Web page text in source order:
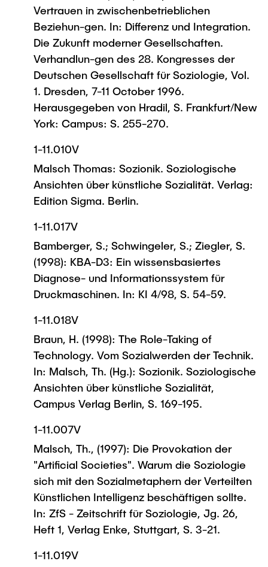
Vertrauen in zwischenbetrieblichen
Beziehun-gen. In: Differenz und Integration.
Die Zukunft moderner Gesellschaften.
Verhandlun-gen des 28. Kongresses der
Deutschen Gesellschaft für Soziologie, Vol.
1. Dresden, 7-11 October 1996.
Herausgegeben von Hradil, S. Frankfurt/New
York: Campus: S. 255-270.
1-11.010V
Malsch Thomas: Sozionik. Soziologische
Ansichten über künstliche Sozialität. Verlag:
Edition Sigma. Berlin.
1-11.017V
Bamberger, S.; Schwingeler, S.; Ziegler, S.
(1998): KBA-D3: Ein wissensbasiertes
Diagnose- und Informationssystem für
Druckmaschinen. In: KI 4/98, S. 54-59.
1-11.018V
Braun, H. (1998): The Role-Taking of
Technology. Vom Sozialwerden der Technik.
In: Malsch, Th. (Hg.): Sozionik. Soziologische
Ansichten über künstliche Sozialität,
Campus Verlag Berlin, S. 169-195.
1-11.007V
Malsch, Th., (1997): Die Provokation der
"Artificial Societies". Warum die Soziologie
sich mit den Sozialmetaphern der Verteilten
Künstlichen Intelligenz beschäftigen sollte.
In: ZfS - Zeitschrift für Soziologie, Jg. 26,
Heft 1, Verlag Enke, Stuttgart, S. 3-21.
1-11.019V